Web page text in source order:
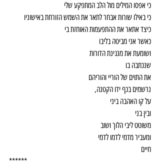
כי אפסו המילים מול הלב המתפקע שלי
כי באילו שורות אבחר לתאר את השמש הזורחת באישוניו
כיצד אתאר את ההתפעמות האוחזת בי
כאשר אני מביטה בליבו
ושומעת את מנגינת הדורות
שנכתבה בו
את התוים של הוריי והוריהם
נרשמים בכף ידו הקטנה,
על קו האהבה ביני
ובין בני
משוטט ליבי הלוך ושוב
ומעביר מדמי לדמו לדמי
חיים
******